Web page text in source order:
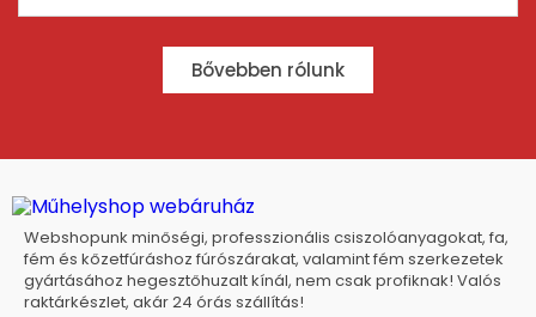
Bővebben rólunk
Webshopunk minőségi, professzionális csiszolóanyagokat, fa,
fém és kőzetfúráshoz fúrószárakat, valamint fém szerkezetek
gyártásához hegesztőhuzalt kínál, nem csak profiknak! Valós
raktárkészlet, akár 24 órás szállítás!